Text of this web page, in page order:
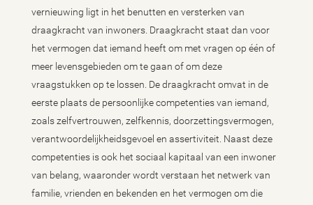
vernieuwing ligt in het benutten en versterken van
draagkracht van inwoners. Draagkracht staat dan voor
het vermogen dat iemand heeft om met vragen op één of
meer levensgebieden om te gaan of om deze
vraagstukken op te lossen. De draagkracht omvat in de
eerste plaats de persoonlijke competenties van iemand,
zoals zelfvertrouwen, zelfkennis, doorzettingsvermogen,
verantwoordelijkheidsgevoel en assertiviteit. Naast deze
competenties is ook het sociaal kapitaal van een inwoner
van belang, waaronder wordt verstaan het netwerk van
familie, vrienden en bekenden en het vermogen om die